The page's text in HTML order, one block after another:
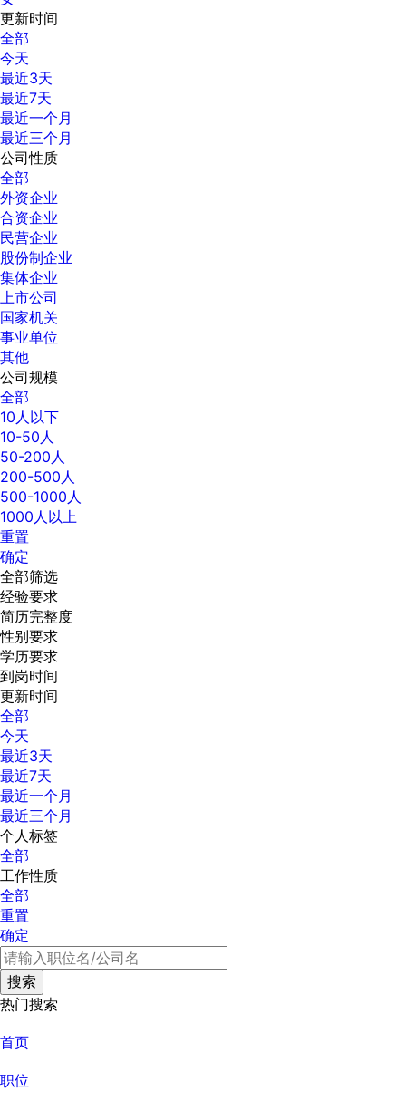
更新时间
全部
今天
最近3天
最近7天
最近一个月
最近三个月
公司性质
全部
外资企业
合资企业
民营企业
股份制企业
集体企业
上市公司
国家机关
事业单位
其他
公司规模
全部
10人以下
10-50人
50-200人
200-500人
500-1000人
1000人以上
重置
确定
全部筛选
经验要求
简历完整度
性别要求
学历要求
到岗时间
更新时间
全部
今天
最近3天
最近7天
最近一个月
最近三个月
个人标签
全部
工作性质
全部
重置
确定
热门搜索
首页
职位